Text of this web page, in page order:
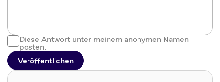
Diese Antwort unter meinem anonymen Namen
posten.
Veröffentlichen